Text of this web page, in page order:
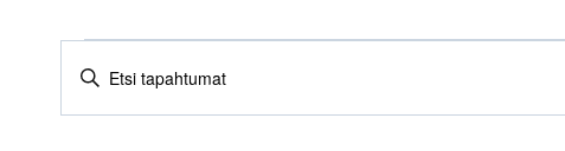
Tapahtumat
Tapahtumat
Syötä